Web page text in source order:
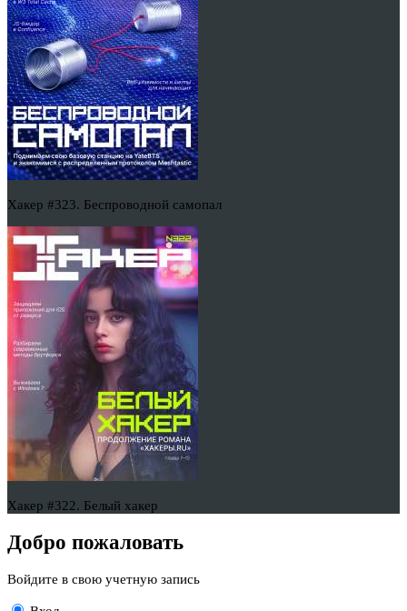
Хакер #323. Беспроводной самопал
Хакер #322. Белый хакер
Добро пожаловать
Войдите в свою учетную запись